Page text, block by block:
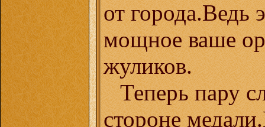
от города.Ведь
мощное ваше
жуликов.
Теперь пару
стороне